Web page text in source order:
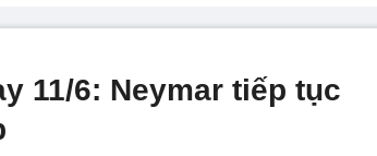
11/6: Neymar tiếp tục